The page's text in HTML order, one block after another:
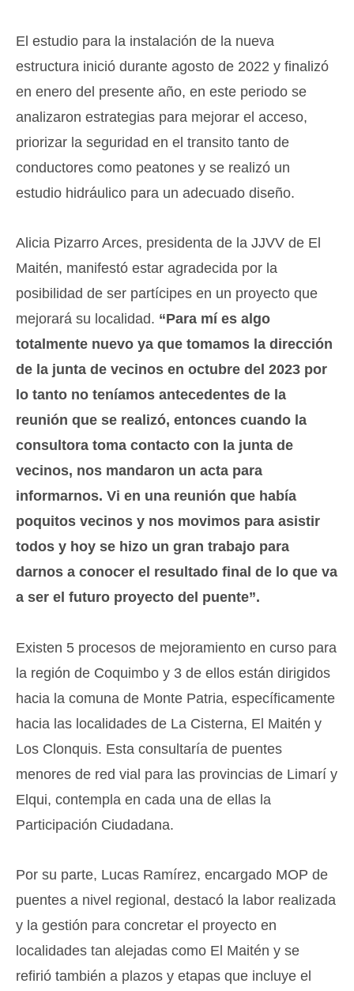
El estudio para la instalación de la nueva
estructura inició durante agosto de 2022 y finalizó
en enero del presente año, en este periodo se
analizaron estrategias para mejorar el acceso,
priorizar la seguridad en el transito tanto de
conductores como peatones y se realizó un
estudio hidráulico para un adecuado diseño.
Alicia Pizarro Arces, presidenta de la JJVV de El
Maitén, manifestó estar agradecida por la
posibilidad de ser partícipes en un proyecto que
mejorará su localidad. “Para mí es algo
totalmente nuevo ya que tomamos la dirección
de la junta de vecinos en octubre del 2023 por
lo tanto no teníamos antecedentes de la
reunión que se realizó, entonces cuando la
consultora toma contacto con la junta de
vecinos, nos mandaron un acta para
informarnos. Vi en una reunión que había
poquitos vecinos y nos movimos para asistir
todos y hoy se hizo un gran trabajo para
darnos a conocer el resultado final de lo que va
a ser el futuro proyecto del puente”.
Existen 5 procesos de mejoramiento en curso para
la región de Coquimbo y 3 de ellos están dirigidos
hacia la comuna de Monte Patria, específicamente
hacia las localidades de La Cisterna, El Maitén y
Los Clonquis. Esta consultaría de puentes
menores de red vial para las provincias de Limarí y
Elqui, contempla en cada una de ellas la
Participación Ciudadana.
Por su parte, Lucas Ramírez, encargado MOP de
puentes a nivel regional, destacó la labor realizada
y la gestión para concretar el proyecto en
localidades tan alejadas como El Maitén y se
refirió también a plazos y etapas que incluye el